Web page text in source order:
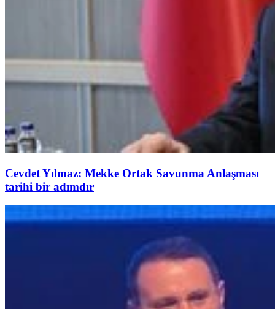
Cevdet Yılmaz: Mekke Ortak Savunma Anlaşması
tarihi bir adımdır